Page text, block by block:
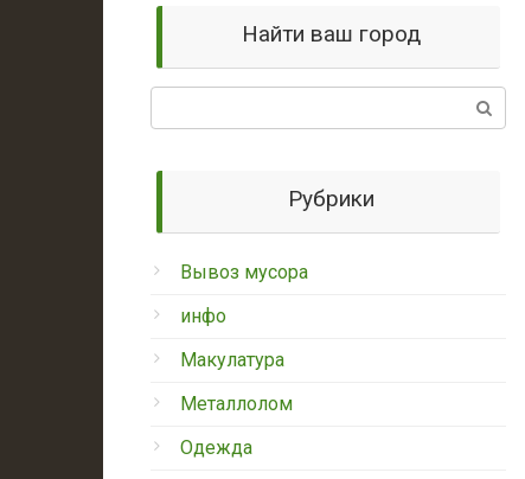
Найти ваш город
Рубрики
Вывоз мусора
инфо
Макулатура
Металлолом
Одежда